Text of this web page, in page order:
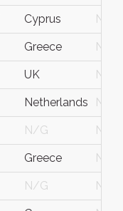
Cyprus N/G
Greece N/G
UK N/G
Netherlands N/G
N/G N/G
Greece N/G
N/G N/G